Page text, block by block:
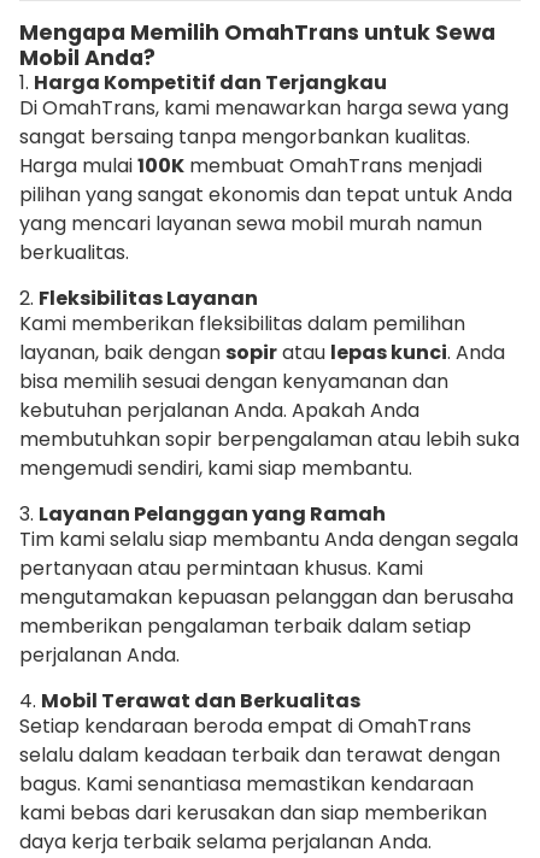
Mengapa Memilih OmahTrans untuk Sewa
Mobil Anda?
1. Harga Kompetitif dan Terjangkau
Di OmahTrans, kami menawarkan harga sewa yang
sangat bersaing tanpa mengorbankan kualitas.
Harga mulai100K membuat OmahTrans menjadi
pilihan yang sangat ekonomis dan tepat untuk Anda
yang mencari layanan sewa mobil murah namun
berkualitas.
2. Fleksibilitas Layanan
Kami memberikan fleksibilitas dalam pemilihan
layanan, baik dengansopiratau lepas kunci. Anda
bisa memilih sesuai dengan kenyamanan dan
kebutuhan perjalanan Anda. Apakah Anda
membutuhkan sopir berpengalaman atau lebih suka
mengemudi sendiri, kami siap membantu.
3. Layanan Pelanggan yang Ramah
Tim kami selalu siap membantu Anda dengan segala
pertanyaan atau permintaan khusus. Kami
mengutamakan kepuasan pelanggan dan berusaha
memberikan pengalaman terbaik dalam setiap
perjalanan Anda.
4. Mobil Terawat dan Berkualitas
Setiap kendaraan beroda empat di OmahTrans
selalu dalam keadaan terbaik dan terawat dengan
bagus. Kami senantiasa memastikan kendaraan
kami bebas dari kerusakan dan siap memberikan
daya kerja terbaik selama perjalanan Anda.